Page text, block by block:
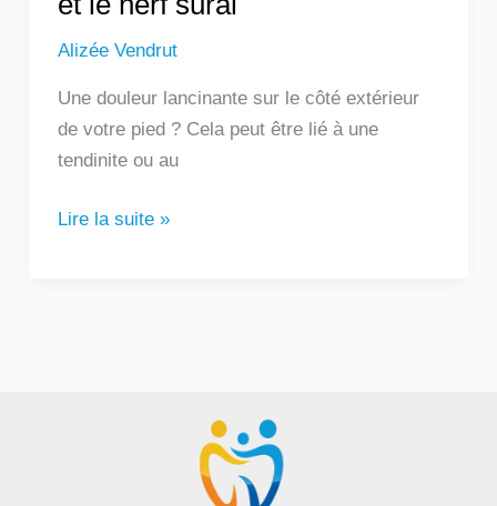
Alizée Vendrut
Une douleur lancinante sur le côté extérieur
de votre pied ? Cela peut être lié à une
tendinite ou au
le
nerf
Lire la suite »